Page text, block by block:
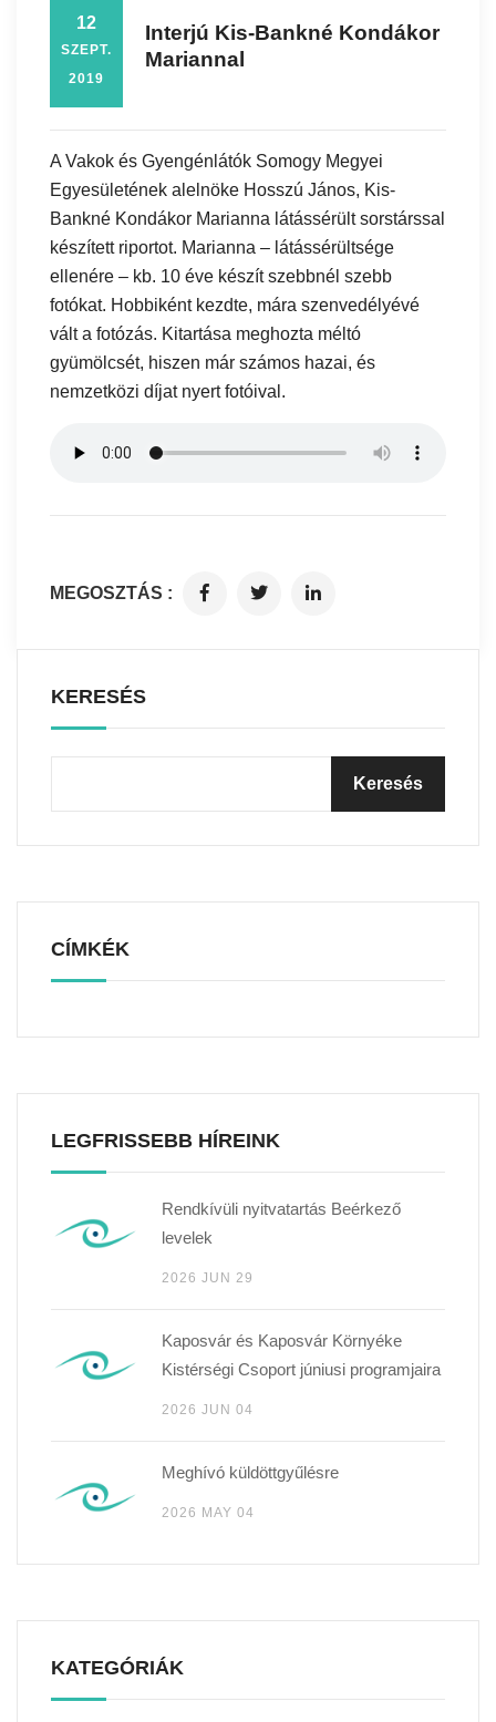
12
SZEPT.
2019
Interjú Kis-Bankné Kondákor
Mariannal
A Vakok és Gyengénlátók Somogy Megyei
Egyesületének alelnöke Hosszú János, Kis-
Bankné Kondákor Marianna látássérült sorstárssal
készített riportot. Marianna – látássérültsége
ellenére – kb. 10 éve készít szebbnél szebb
fotókat. Hobbiként kezdte, mára szenvedélyévé
vált a fotózás. Kitartása meghozta méltó
gyümölcsét, hiszen már számos hazai, és
nemzetközi díjat nyert fotóival.
MEGOSZTÁS :
KERESÉS
CÍMKÉK
LEGFRISSEBB HÍREINK
Rendkívüli nyitvatartás Beérkező
levelek
2026 JUN 29
Kaposvár és Kaposvár Környéke
Kistérségi Csoport júniusi programjaira
2026 JUN 04
Meghívó küldöttgyűlésre
2026 MAY 04
KATEGÓRIÁK